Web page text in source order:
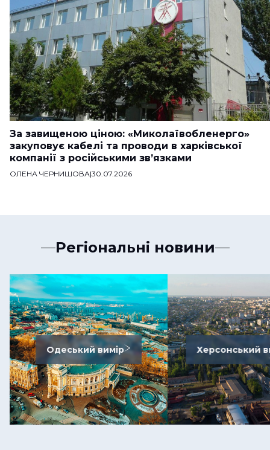
За завищеною ціною: «Миколаївобленерго»
закуповує кабелі та проводи в харківської
компанії з російськими зв’язками
ОЛЕНА ЧЕРНИШОВА|30.07.2026
Регіональні новини
Одеський вимір Херсонський